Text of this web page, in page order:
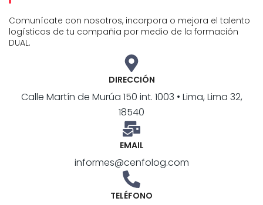
Comunícate con nosotros, incorpora o mejora el talento
logísticos de tu compañia por medio de la formación
DUAL.
DIRECCIÓN
Calle Martín de Murúa 150 int. 1003 • Lima, Lima 32,
18540
EMAIL
informes@cenfolog.com
TELÉFONO